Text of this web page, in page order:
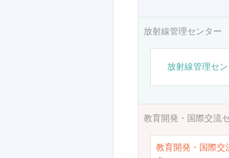
放射線管理センター
放射線管理セ
教育開発・国際交流
教育開発・国際交